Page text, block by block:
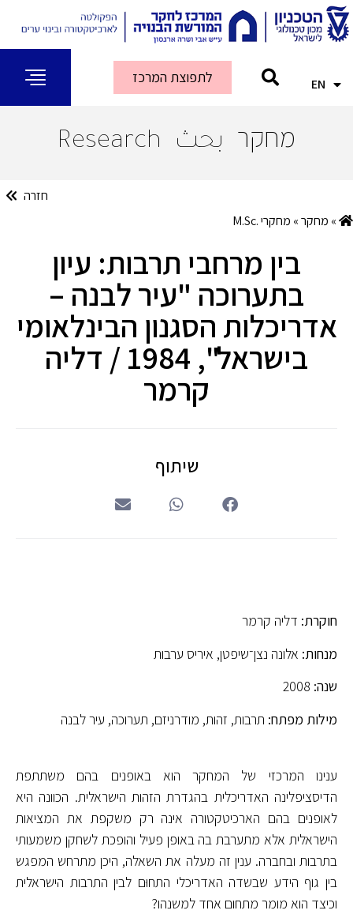
EN
AR לתפוצת המרכז
מחקר بحث Research
» מחקר» מחקרי .M.Sc
חזרה
בין מרחבי תרבות: עיון
בתערוכה "עיר לבנה –
אדריכלות הסגנון הבינלאומי
בישראל", 1984 / דליה
קרמר
שיתוף
חוקרת: דליה קרמר
מנחות: אלונה נצן־שיפטן, איריס ערבות
שנה:
מילות מפתח: תרבות, זהות, מודרניזם, תערוכה, עיר לבנה
ענינו המרכזי של המחקר הוא באופנים בהם משתתפת
הדיסציפלינה האדריכלית בהגדרת הזהות הישראלית. הכוונה היא
לאופנים בהם הארכיטקטורה אינה רק משקפת את המציאות
הישראלית אלא מתערבת בה באופן פעיל והופכת לשחקן משמעותי
בתרבות ובחברה. ענין זה מעלה את השאלה, היכן מתרחש המפגש
בין גוף הידע שבשדה האדריכלי התחוּם לבין התרבות הישראלית
וכיצד הוא מומר מתחום אחד למשנהו?